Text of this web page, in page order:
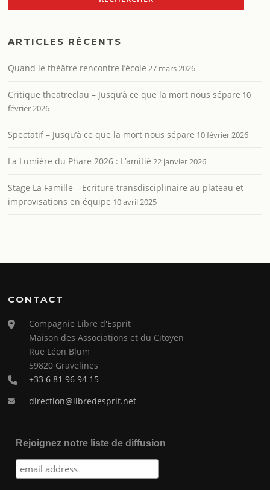
ARTICLES RÉCENTS
Quand le théâtre rencontre l’école 27 mars 2026
Critique theatreclau – Jusqu’à ce que la mort nous sépare 10
février 2026
Spectatif – Jusqu’à ce que la mort nous sépare 10 février 2026
La Lumière du Phare 2026 : L’amitié 22 janvier 2026
Stage La Famille – Ecriture transdisciplinaire au plateau et
improvisations en équipe 10 avril 2025
CONTACT
Compagnie Libre d'Esprit
Maison des Associations et du Citoyen
Rue Léon Blum
59820 Gravelines
+33 6 81 96 94 15
direction@libredesprit.net
Rejoignez notre liste de diffusion